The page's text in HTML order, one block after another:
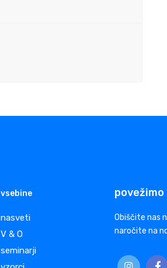
vsebine
nasveti
V & O
seminarji
povežimo
Obiščite nas
naročite na